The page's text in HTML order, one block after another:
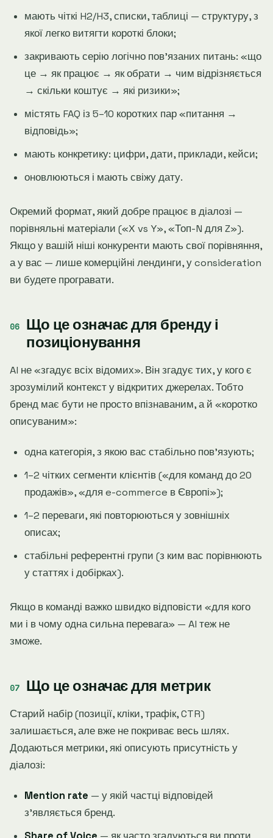
мають чіткі H2/H3, списки, таблиці — структуру, з
якої легко витягти короткі блоки;
закривають серію логічно повʼязаних питань: «що
це → як працює → як обрати → чим відрізняється
→ скільки коштує → які ризики»;
містять FAQ із 5–10 коротких пар «питання →
відповідь»;
мають конкретику: цифри, дати, приклади, кейси;
оновлюються і мають свіжу дату.
Окремий формат, який добре працює в діалозі —
порівняльні матеріали («X vs Y», «Топ-N для Z»).
Якщо у вашій ніші конкуренти мають свої порівняння,
а у вас — лише комерційні лендинги, у consideration
ви будете програвати.
Що це означає для бренду і
позиціонування
AI не «згадує всіх відомих». Він згадує тих, у кого є
зрозумілий контекст у відкритих джерелах. Тобто
бренд має бути не просто впізнаваним, а й «коротко
описуваним»:
одна категорія, з якою вас стабільно повʼязують;
1–2 чітких сегменти клієнтів («для команд до 20
продажів», «для e-commerce в Європі»);
1–2 переваги, які повторюються у зовнішніх
описах;
стабільні референтні групи (з ким вас порівнюють
у статтях і добірках).
Якщо в команді важко швидко відповісти «для кого
ми і в чому одна сильна перевага» — AI теж не
зможе.
Що це означає для метрик
Старий набір (позиції, кліки, трафік, CTR)
залишається, але вже не покриває весь шлях.
Додаються метрики, які описують присутність у
діалозі:
Mention rate — у якій частці відповідей
зʼявляється бренд.